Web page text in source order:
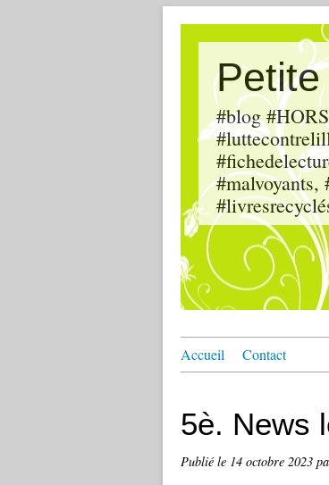
#blog
Accueil Contact
5è. News
Publié le 14 octobre 2023